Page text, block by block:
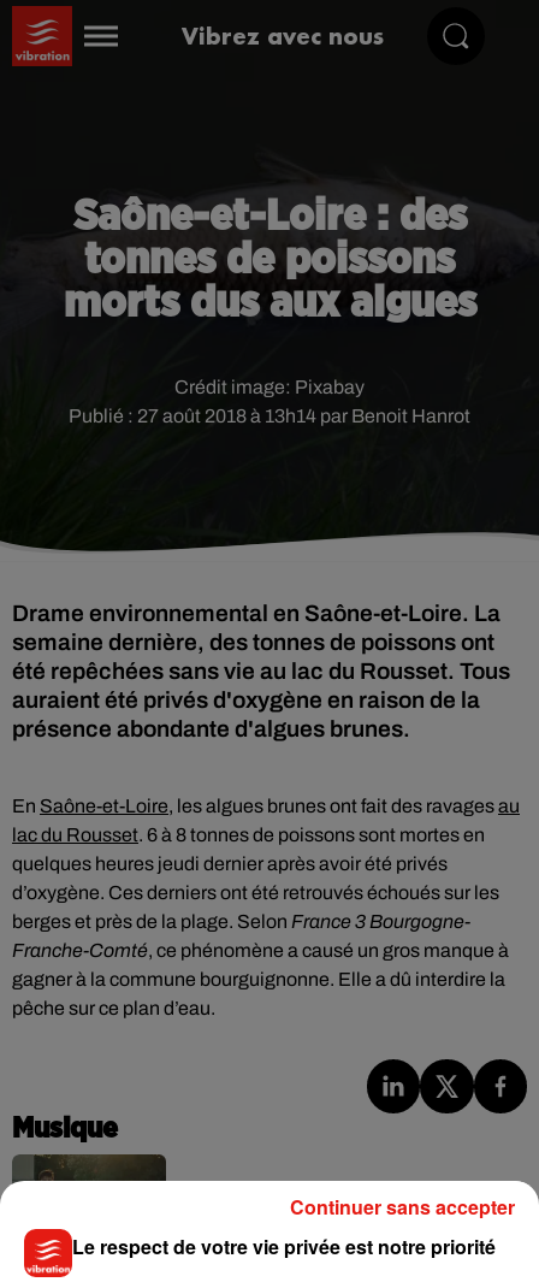
Vibrez avec nous
Saône-et-Loire : des
tonnes de poissons
morts dus aux algues
Publié : 27 août 2018 à 13h14 par Benoit Hanrot
Crédit image: Pixabay
Drame environnemental en Saône-et-Loire. La
semaine dernière, des tonnes de poissons ont
été repêchées sans vie au lac du Rousset. Tous
auraient été privés d'oxygène en raison de la
présence abondante d'algues brunes.
En Saône-et-Loire, les algues brunes ont fait des ravagesau
lac du Rousset. 6 à 8 tonnes de poissons sont mortes en
quelques heures jeudi dernier après avoir été privés
d’oxygène. Ces derniers ont été retrouvés échoués sur les
berges et près de la plage. Selon France 3 Bourgogne-
Franche-Comté, ce phénomène a causé un gros manque à
gagner à la commune bourguignonne. Elle a dû interdire la
pêche sur ce plan d’eau.
Musique
7 août 2026
Julien Lieb s’essaye à la vie de chatelain
dans son nouveau clip
Le respect de votre vie privée est notre priorité
Continuer sans accepter